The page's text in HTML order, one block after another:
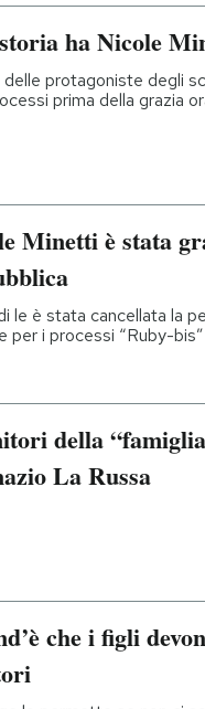
ha Nicole
delle protagoniste degli
prima della grazia
Minetti è stata
le è stata cancellata la
per i processi “Ruby-
della
La Russa
che i figli